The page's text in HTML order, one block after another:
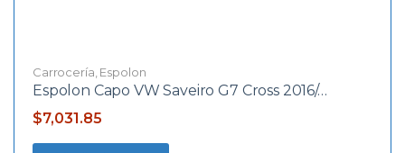
Carrocería Espolon
Espolon Capo VW Saveiro G7 Cross 2016/…
$7,031.85